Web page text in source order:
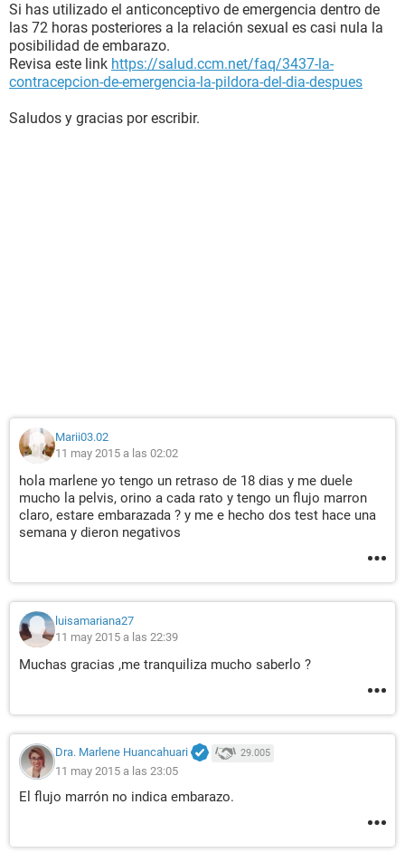
Si has utilizado el anticonceptivo de emergencia dentro de
las 72 horas posteriores a la relación sexual es casi nula la
posibilidad de embarazo.
Revisa este link https://salud.ccm.net/faq/3437-la-
contracepcion-de-emergencia-la-pildora-del-dia-despues
Saludos y gracias por escribir.
Marii03.02
11 may 2015 a las 02:02
hola marlene yo tengo un retraso de 18 dias y me duele
mucho la pelvis, orino a cada rato y tengo un flujo marron
claro, estare embarazada ? y me e hecho dos test hace una
semana y dieron negativos
luisamariana27
11 may 2015 a las 22:39
Muchas gracias ,me tranquiliza mucho saberlo ?
Dra. Marlene Huancahuari 29.005
11 may 2015 a las 23:05
El flujo marrón no indica embarazo.